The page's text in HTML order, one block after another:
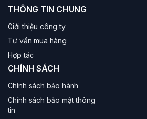
Dòng sản phẩm tập trung vào sự nhỏ
và độ bền. Cấu hình thường sử dụng
hoặc Pentium, RAM 8GB, SSD tốc
máy và ứng dụng văn phòng (Word,
giây. Vỏ case thường là các mẫu
Máy tính VSP Gaming & Giải trí
Dành cho game thủ và người dùng gia
THÔNG TIN CHUNG
Giới thiệu công ty
Tư vấn mua hàng
Hợp tác
CHÍNH SÁCH
Chính sách bảo hành
Chính sách bảo mật thông
tin